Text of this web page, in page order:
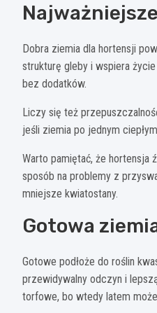
Dobra ziemia dla hortensji
strukturę gleby i wspiera
bez dodatków.
Liczy się też
jeśli ziemia po jednym
Warto pamiętać, że hortensja
sposób na problemy z
mniejsze kwiatostany.
Gotowa
Gotowe podłoże do roślin
przewidywalny odczyn i
torfowe, bo wtedy latem